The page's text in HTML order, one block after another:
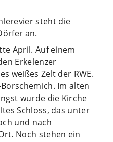
steht die
an.
April. Auf einem
Erkelenzer
weißes Zelt der RWE.
Im alten
wurde die Kirche
Schloss, das unter
und nach
Noch stehen ein